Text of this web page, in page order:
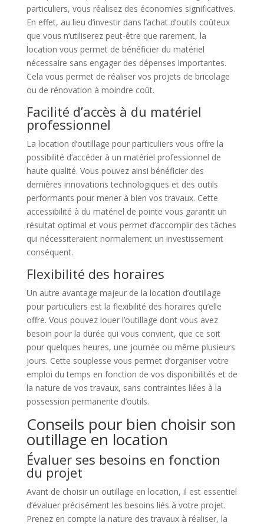
particuliers, vous réalisez des économies significatives.
En effet, au lieu d’investir dans l’achat d’outils coûteux
que vous n’utiliserez peut-être que rarement, la
location vous permet de bénéficier du matériel
nécessaire sans engager des dépenses importantes.
Cela vous permet de réaliser vos projets de bricolage
ou de rénovation à moindre coût.
Facilité d’accès à du matériel
professionnel
La location d’outillage pour particuliers vous offre la
possibilité d’accéder à un matériel professionnel de
haute qualité. Vous pouvez ainsi bénéficier des
dernières innovations technologiques et des outils
performants pour mener à bien vos travaux. Cette
accessibilité à du matériel de pointe vous garantit un
résultat optimal et vous permet d’accomplir des tâches
qui nécessiteraient normalement un investissement
conséquent.
Flexibilité des horaires
Un autre avantage majeur de la location d’outillage
pour particuliers est la flexibilité des horaires qu’elle
offre. Vous pouvez louer l’outillage dont vous avez
besoin pour la durée qui vous convient, que ce soit
pour quelques heures, une journée ou même plusieurs
jours. Cette souplesse vous permet d’organiser votre
emploi du temps en fonction de vos disponibilités et de
la nature de vos travaux, sans contraintes liées à la
possession permanente d’outils.
Conseils pour bien choisir son
outillage en location
Évaluer ses besoins en fonction
du projet
Avant de choisir un outillage en location, il est essentiel
d’évaluer précisément les besoins liés à votre projet.
Prenez en compte la nature des travaux à réaliser, la